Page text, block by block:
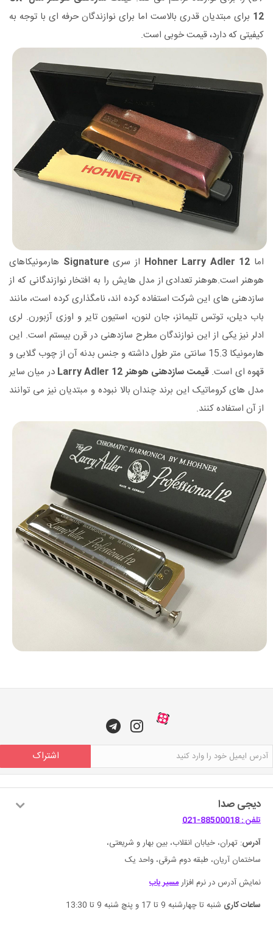
12 برای مبتدیان قدری بالاست اما برای نوازندگان حرفه ای با توجه به
کیفیتی که دارد، قیمت خوبی است.
اما Hohner Larry Adler 12 از سریSignature هارمونیکاهای
هوهنر است.هوهنر تعدادی از مدل هایش را به افتخار نوازندگانی که از
سازدهنی های این شرکت استفاده کرده اند، نامگذاری کرده است، مانند
باب دیلن، توتس تلیمانز، جان لنون، استیون تایر و اوزی آزبورن. لری
ادلر نیز یکی از این نوازندگان مطرح سازدهنی در قرن بیستم است. این
هارمونیکا 15.3 سانتی متر طول داشته و جنس بدنه آن از چوب گلابی و
قهوه ای است. قیمت سازدهنی هوهنر Larry Adler 12
در میان سایر
مدل های کروماتیک این برند چندان بالا نبوده و مبتدیان نیز می توانند
از آن استفاده کنند.
اشتراک
دیجی صدا
تلفن : 88500018-021
آدرس: تهران، خیابان انقلاب، بین بهار و شریعتی،
ساختمان آریان، طبقه دوم شرقی، واحد یک
نمایش آدرس در نرم افزارمسیر یاب
ساعات کاری شنبه تا چهارشنبه 9 تا 17 و پنچ شنبه 9 تا 13:30